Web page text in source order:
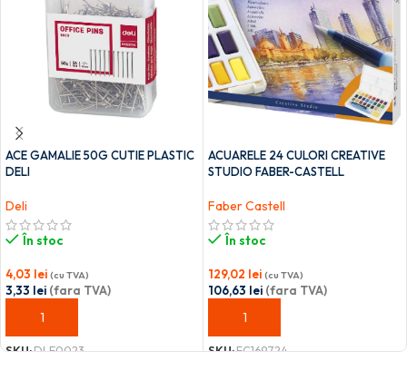
ACE GAMALIE 50G CUTIE PLASTIC
DELI
Deli
În stoc
4,03 lei (cu TVA)
3,33 lei (fara TVA)
ADAUGĂ ÎN COȘ
SKU:DLE0023
ACUARELE 24 CULORI CREATIVE
STUDIO FABER-CASTELL
Faber Castell
În stoc
129,02 lei (cu TVA)
106,63 lei (fara TVA)
ADAUGĂ ÎN COȘ
SKU:FC169724